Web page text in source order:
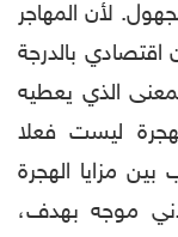
لأن المهاجر
اقتصادي بالدرجة
الذي يعطيه
ليست فعلا
مزايا الهجرة
موجه بهدف،